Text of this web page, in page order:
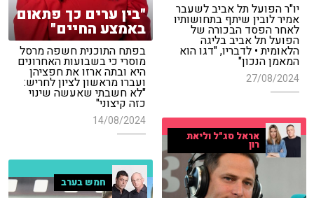
יו"ר הפועל תל אביב לשעבר
אמיר לובין שיתף בתחושותיו
לאחר הפסד הבכורה של
הפועל תל אביב בליגה
הלאומית • לדבריו, "דגו הוא
המאמן הנכון"
27/08/2024
"בין ערים כך פתאום
באמצע החיים"
בפתח התוכנית חשפה מרסל
מוסרי כי בשבועות האחרונים
היא ובתה ארזו את חפציהן
ועברו מראשון לציון לחריש:
"לא חשבתי שאעשה שינוי
כזה קיצוני"
14/08/2024
אראל סג"ל וליאת
רון
חמש בערב